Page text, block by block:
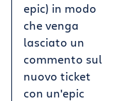
epic) in modo
che venga
lasciato un
commento sul
nuovo ticket
con un'epic